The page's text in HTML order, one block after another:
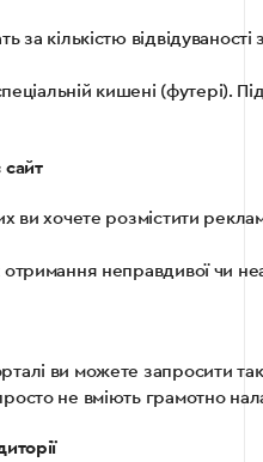
за кількістю
кишені (футері).
сайт
ви хочете розмістити
неправдивої чи
ви можете запросити
не вміють грамотно